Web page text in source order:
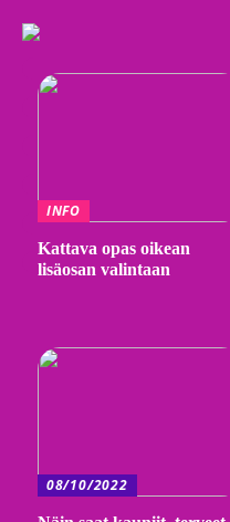
INFO
Kattava opas oikean
lisäosan valintaan
08/10/2022